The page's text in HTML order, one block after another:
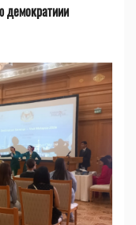
демократиии